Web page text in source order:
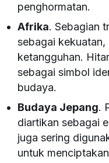
penghormatan.
Afrika. Sebagian
sebagai kekuatan,
ketangguhan.
sebagai simbol
budaya.
Budaya Jepang.
diartikan sebagai
juga sering
untuk